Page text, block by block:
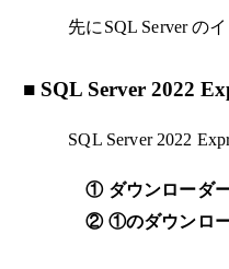
先にSQL Server の
■ SQL Server 2022
SQL Server 2022
①ダウンローダ
② ①のダウンロ